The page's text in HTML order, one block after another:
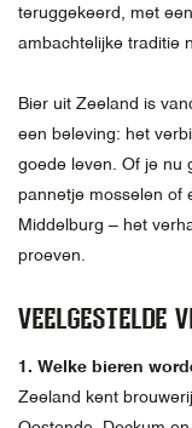
teruggekeerd, met
ambachtelijke traditie
Bier uit Zeeland is
een beleving: het
goede leven. Of je nu
pannetje mosselen of
Middelburg – het
proeven.
VEELGESTELDE
1. Welke bieren
Zeeland kent